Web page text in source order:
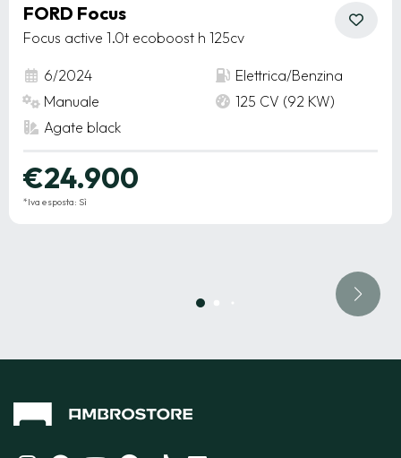
FORD Focus
Focus active 1.0t ecoboost h 125cv
6/2024
Elettrica/Benzina
Manuale
125 CV (92 KW)
Agate black
€24.900
*Iva esposta: Sì